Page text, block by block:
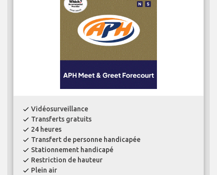
check Vidéosurveillance
check Transferts gratuits
check 24 heures
check Transfert de personne handicapée
check Stationnement handicapé
check Restriction de hauteur
check Plein air